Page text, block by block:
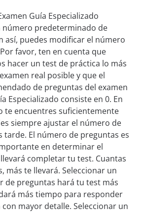
Guía Especializado
número predeterminado de
así, puedes modificar el número
favor, ten en cuenta que
hacer un test de práctica lo más
real posible y que el
de preguntas del examen
Especializado consiste en 0. En
te encuentres suficientemente
siempre ajustar el número de
tarde. El número de preguntas es
en determinar el
completar tu test. Cuantas
más te llevará. Seleccionar un
de preguntas hará tu test más
más tiempo para responder
mayor detalle. Seleccionar un